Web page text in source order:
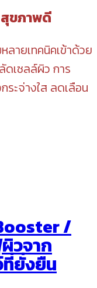
ขภาพดี
ายเทคนิคเข้าด้วย
ดเซลล์ผิว การ
ระจ่างใส ลดเลือน
/
วจาก
ที่ยั่งยืน